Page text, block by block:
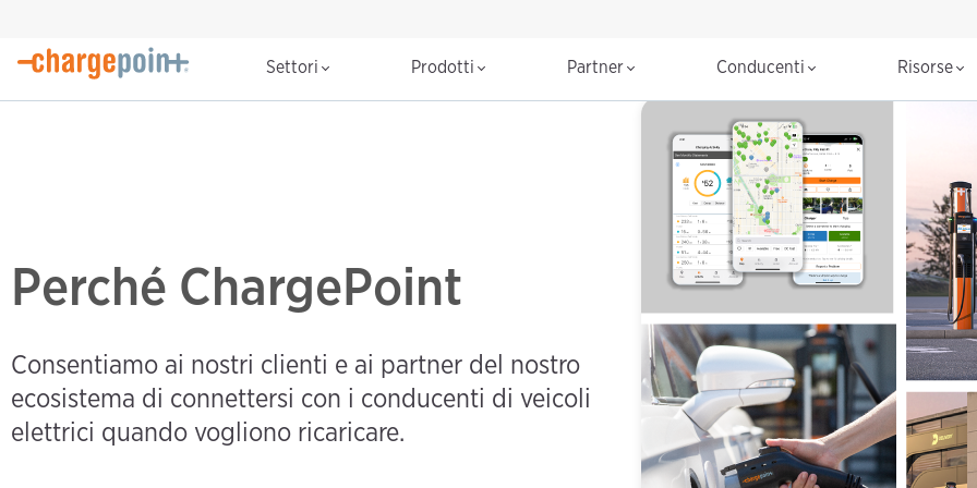
Settori Prodotti Partner Conducenti Risorse
Perché ChargePoint
Consentiamo ai nostri clienti e ai partner del nostro
ecosistema di connettersi con i conducenti di veicoli
elettrici quando vogliono ricaricare.